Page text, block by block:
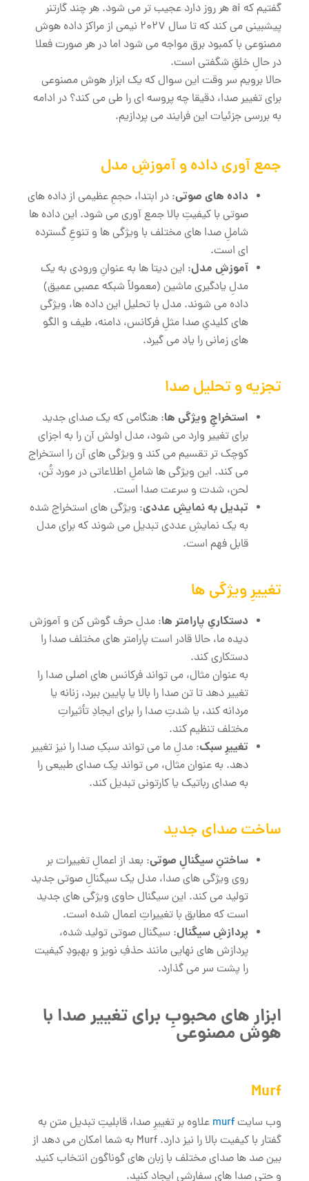
گفتیم که ai هر روز دارد عجیب تر می شود. هر چند گارتنر
پیشبینی می کند که تا سال 2027 نیمی از مراکز داده هوش
مصنوعی با کمبود برق مواجه می شود اما در هر صورت فعلا
در حالِ خلقِ شگفتی است.
حالا برویم سر وقت این سوال که یک ابزار هوش مصنوعی
برای تغییر صدا، دقیقا چه پروسه ای را طی می کند؟ در ادامه
به بررسی جزئیات این فرایند می ‌پردازیم.
جمع ‌آوری داده و آموزشِ مدل
داده‌ های صوتی: در ابتدا، حجمِ عظیمی از داده‌ های
صوتی با کیفیتِ بالا جمع ‌آوری می ‌شود. این داده‌ ها
شاملِ صدا های مختلف با ویژگی ‌ها و تنوعِ گسترده
‌ای است.
آموزشِ مدل: این دیتا ها به عنوانِ ورودی به یک
مدلِ یادگیری ماشین (معمولاً شبکه عصبی عمیق)
داده می ‌شوند. مدل با تحلیل این داده ‌ها، ویژگی
‌های کلیدیِ صدا مثلِ فرکانس، دامنه، طیف و الگو
های زمانی را یاد می ‌گیرد.
تجزیه و تحلیل صدا
استخراجِ ویژگی‌ ها: هنگامی که یک صدای جدید
برای تغییر وارد می ‌شود، مدل اولش آن را به اجزای
کوچک تر تقسیم می کند و ویژگی ‌های آن را استخراج
می ‌کند. این ویژگی‌ ها شاملِ اطلاعاتی در مورد تُن،
لحن، شدت و سرعت صدا است.
تبدیل به نمایشِ عددی: ویژگی‌ های استخراج شده
به یک نمایشِ عددی تبدیل می ‌شوند که برای مدل
قابل فهم است.
تغییرِ ویژگی ‌ها
دستکاریِ پارامتر ها: مدلِ حرف گوش کن و آموزش
دیده ما، حالا قادر است پارامتر های مختلف صدا را
دستکاری کند.
به عنوان مثال، می‌ تواند فرکانس ‌های اصلی صدا را
تغییر دهد تا تن صدا را بالا یا پایین ببرد، زنانه یا
مردانه کند، یا شدتِ صدا را برای ایجادِ تأثیراتِ
مختلف تنظیم کند.
تغییرِ سبک: مدلِ ما می ‌تواند سبکِ صدا را نیز تغییر
دهد. به عنوان مثال، می‌ تواند یک صدای طبیعی را
به صدای رباتیک یا کارتونی تبدیل کند.
ساخت صدای جدید
ساختنِ سیگنالِ صوتی: بعد از اعمالِ تغییرات بر
روی ویژگی‌ های صدا، مدل یک سیگنالِ صوتی جدید
تولید می‌ کند. این سیگنال حاوی ویژگی ‌های جدید
است که مطابق با تغییراتِ اعمال شده است.
پردازشِ سیگنال: سیگنال صوتی تولید شده،
پردازش‌ های نهایی مانند حذفِ نویز و بهبودِ کیفیت
را پشت سر می ‌گذارد.
ابزار های محبوبِ برای تغییر صدا با
هوش مصنوعی
Murf
وب سایتmurfعلاوه بر تغییرِ صدا، قابلیتِ تبدیل متن به
گفتار با کیفیت بالا را نیز دارد. Murf به شما امکان می ‌دهد از
بین صد ها صدای مختلف با زبان‌ های گوناگون انتخاب کنید
و حتی صدا های سفارشی ایجاد کنید.